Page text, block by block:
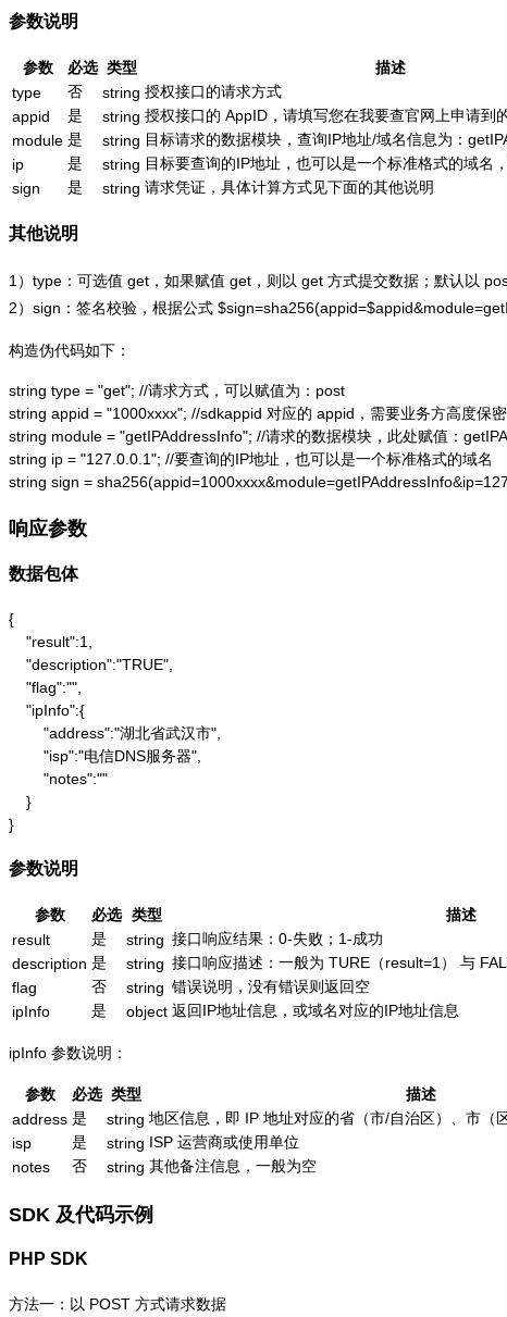
参数说明
参数 必选 类型
描述
type
否 string 授权接口的请求方式
appid
是 string 授权接口的 AppID，请填写您在我要查官网上申请到
module 是 string 目标请求的数据模块，查询IP地址/域名信息为：
ip
是 string 目标要查询的IP地址，也可以是一个标准格式的域名
sign
是 string 请求凭证，具体计算方式见下面的其他说明
其他说明
1）type：可选值 get，如果赋值 get，则以 get 方式提交数据；默认以
2）sign：签名校验，根据公式
构造伪代码如下：
string type = "get"; //请求方式，可以赋值为：post
string appid = "1000xxxx"; //sdkappid 对应的 appid，需要业务方高度保密
string module = "getIPAddressInfo"; //请求的数据模块，此处赋值：
string ip = "127.0.0.1"; //要查询的IP地址，也可以是一个标准格式的域名
string sign =
响应参数
数据包体
{
    "result":1,
    "description":"TRUE",
    "flag":"",
    "ipInfo":{
        "address":"湖北省武汉市",
        "isp":"电信DNS服务器",
        "notes":""
    }
}
参数说明
参数 必选 类型
描述
result
是 string 接口响应结果：0-失败；1-成功
description 是 string 接口响应描述：一般为 TURE（result=1） 与
flag
否 string 错误说明，没有错误则返回空
ipInfo
是 object 返回IP地址信息，或域名对应的IP地址信息
ipInfo 参数说明：
参数 必选 类型
描述
address 是 string 地区信息，即 IP 地址对应的省（市/自治区）、市（
isp
是 string ISP 运营商或使用单位
notes
否 string 其他备注信息，一般为空
SDK 及代码示例
PHP SDK
方法一：以 POST 方式请求数据